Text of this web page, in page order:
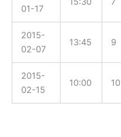
01-17
2015-
02-07
13:45 9
2015-
02-15
10:00 10